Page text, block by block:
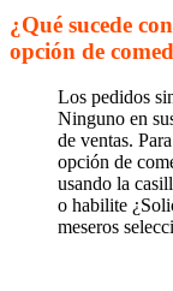
¿Qué sucede
opción de
Los pedidos
Ninguno en
de ventas.
opción de
usando la
o habilite
meseros